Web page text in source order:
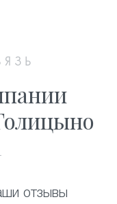
отзывы